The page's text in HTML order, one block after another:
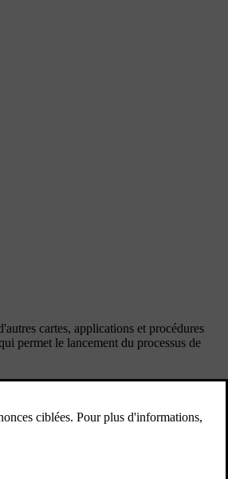
cartes, applications et procédures
permet le lancement du processus de
et à différents prestataires de
voiture n'afficheront pas d'informations ou